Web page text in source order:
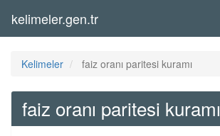
kelimeler.gen.tr
Kelimeler faiz oranı paritesi kuramı
faiz oranı paritesi kuramı